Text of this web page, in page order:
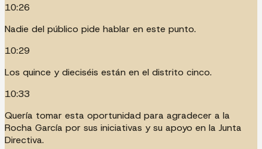
10:26
Nadie del público pide hablar en este punto.
10:29
Los quince y dieciséis están en el distrito cinco.
10:33
Quería tomar esta oportunidad para agradecer a la
Rocha García por sus iniciativas y su apoyo en la Junta
Directiva.